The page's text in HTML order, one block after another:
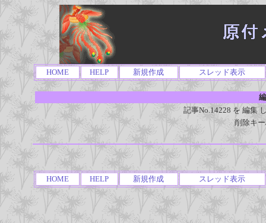
HOME HELP 新規作成 スレッド表示
記事No.14228 を 編集
削除キ
HOME HELP 新規作成 スレッド表示